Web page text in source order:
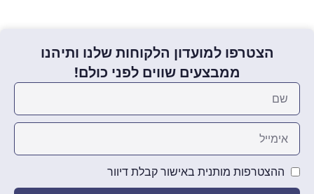
הצטרפו למועדון הלקוחות שלנו ותיהנו
ממבצעים שווים לפני כולם!
ההצטרפות מותנית באישור קבלת דיוור